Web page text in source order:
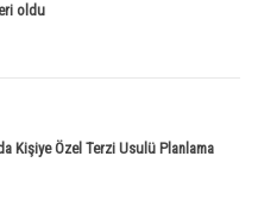
oldu
Kişiye Özel Terzi Usulü Planlama